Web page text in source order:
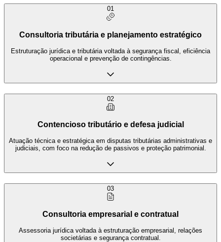
01
Consultoria tributária e planejamento estratégico
Estruturação jurídica e tributária voltada à segurança fiscal, eficiência
operacional e prevenção de contingências.
02
Contencioso tributário e defesa judicial
Atuação técnica e estratégica em disputas tributárias administrativas e
judiciais, com foco na redução de passivos e proteção patrimonial.
03
Consultoria empresarial e contratual
Assessoria jurídica voltada à estruturação empresarial, relações
societárias e segurança contratual.